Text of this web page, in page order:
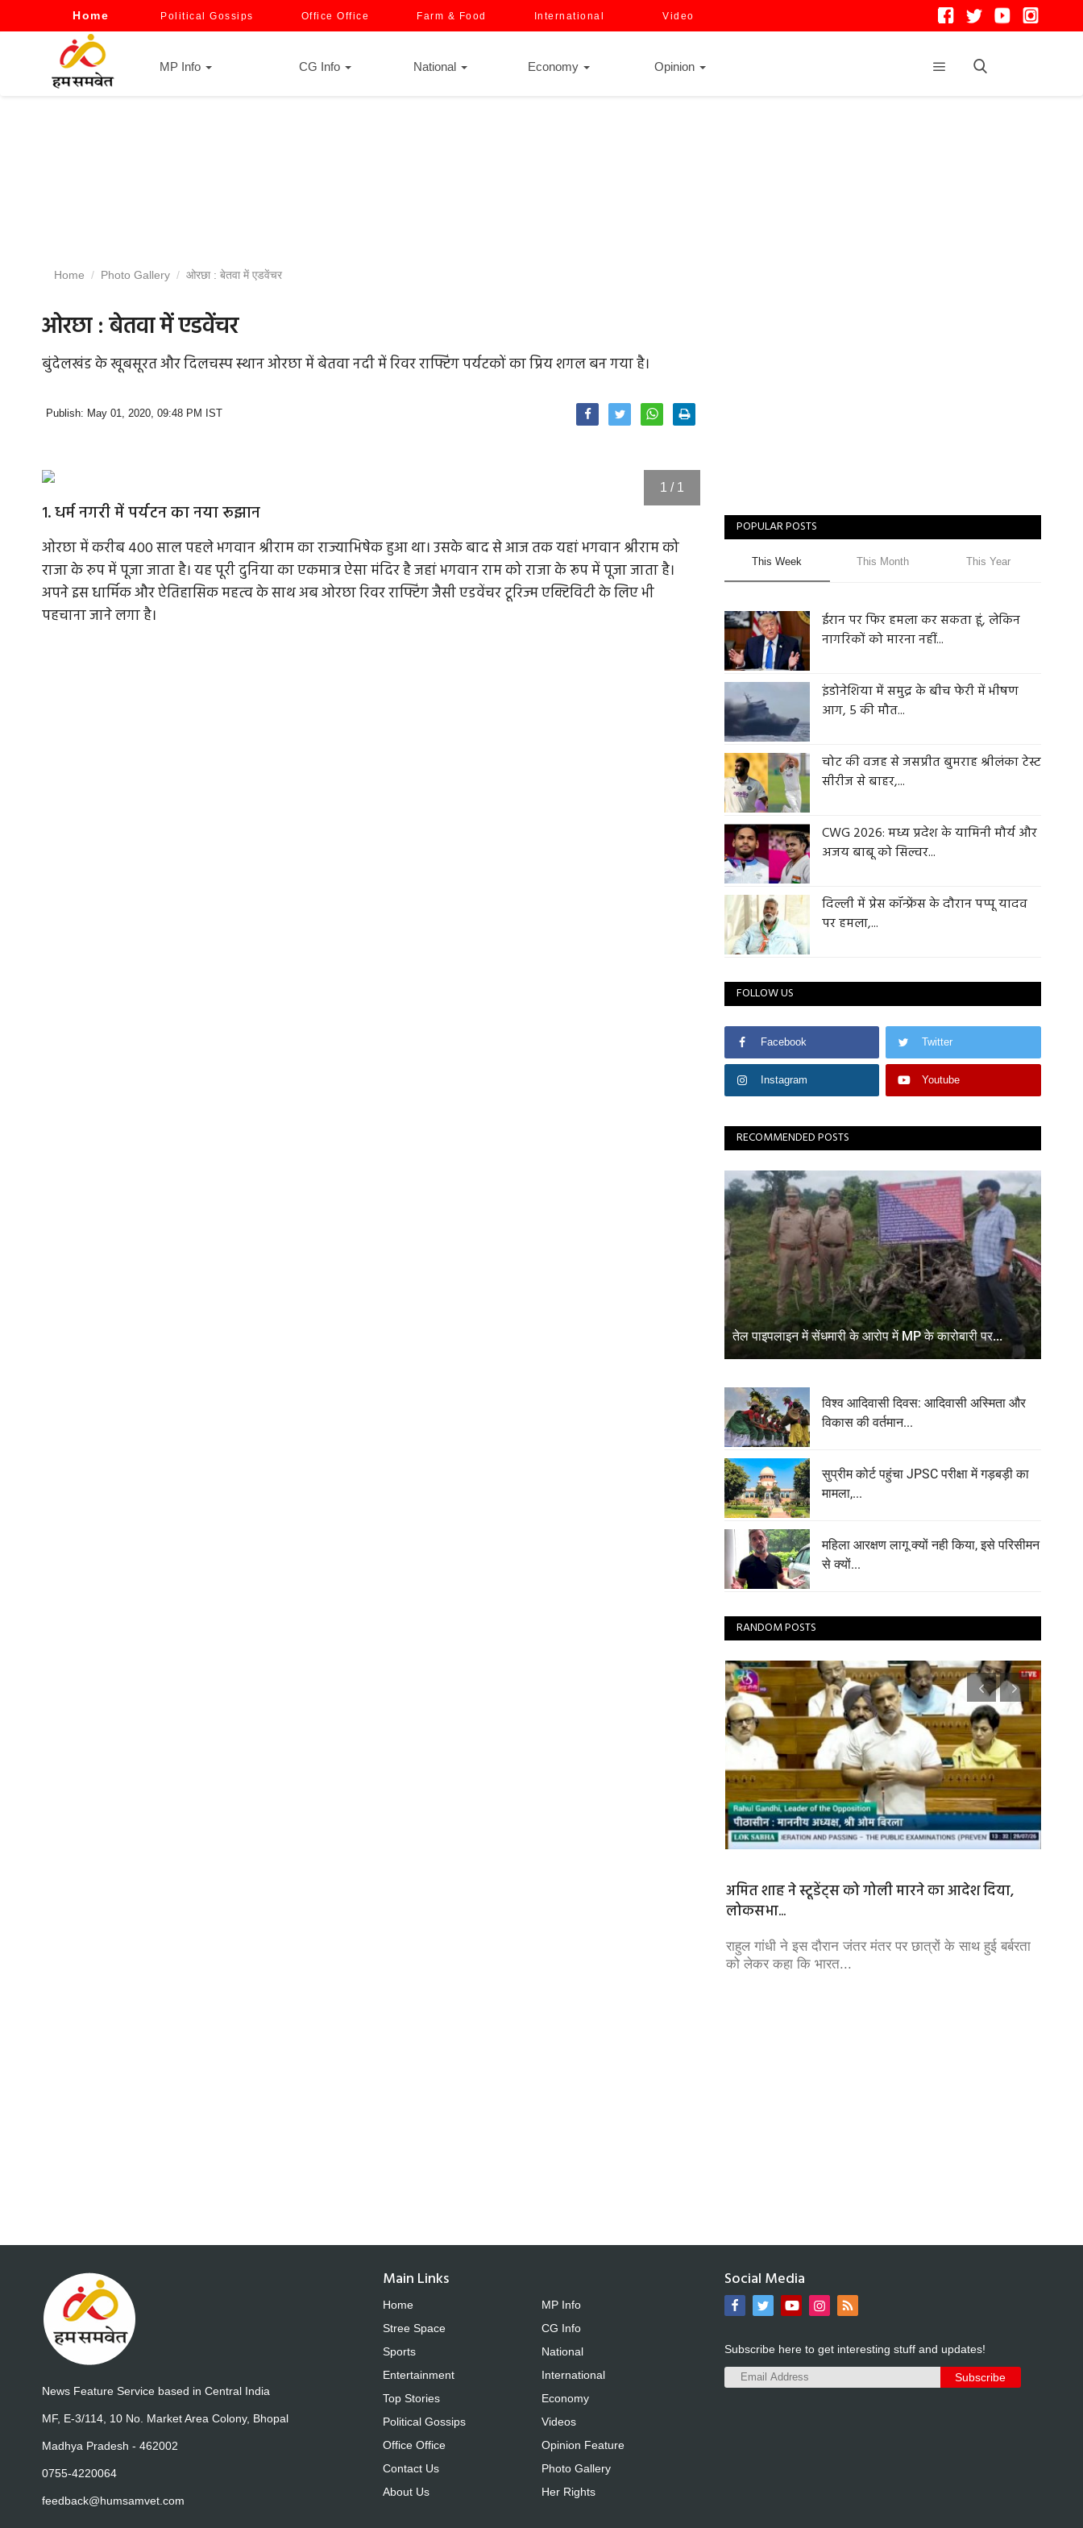
Home Political Gossips Office Office Farm & Food International Video
MP Info CG Info National Economy Opinion
Home Photo Gallery ओरछा : बेतवा में एडवेंचर
ओरछा : बेतवा में एडवेंचर
बुंदेलखंड के खूबसूरत और दिलचस्प स्थान ओरछा में बेतवा नदी में रिवर राफ्टिंग पर्यटकों का प्रिय शगल बन गया है।
Publish: May 01, 2020, 09:48 PM IST
1 / 1
1. धर्म नगरी में पर्यटन का नया रूझान
ओरछा में करीब 400 साल पहले भगवान श्रीराम का राज्याभिषेक हुआ था। उसके बाद से आज तक यहां भगवान श्रीराम को
राजा के रुप में पूजा जाता है। यह पूरी दुनिया का एकमात्र ऐसा मंदिर है जहां भगवान राम को राजा के रूप में पूजा जाता है।
अपने इस धार्मिक और ऐतिहासिक महत्‍व के साथ अब ओरछा रिवर राफ्टिंग जैसी एडवेंचर टूरिज्‍म एक्टिविटी के लिए भी
पहचाना जाने लगा है।
POPULAR POSTS
This Week This Month This Year
ईरान पर फिर हमला कर सकता हूं, लेकिन
नागरिकों को मारना नहीं...
इंडोनेशिया में समुद्र के बीच फेरी में भीषण
आग, 5 की मौत...
चोट की वजह से जसप्रीत बुमराह श्रीलंका टेस्ट
सीरीज से बाहर,...
CWG 2026: मध्य प्रदेश के यामिनी मौर्य और
अजय बाबू को सिल्वर...
दिल्ली में प्रेस कॉन्फ्रेंस के दौरान पप्पू यादव
पर हमला,...
FOLLOW US
Facebook Twitter
Instagram Youtube
RECOMMENDED POSTS
तेल पाइपलाइन में सेंधमारी के आरोप में MP के कारोबारी पर...
विश्व आदिवासी दिवस: आदिवासी अस्मिता और
विकास की वर्तमान...
सुप्रीम कोर्ट पहुंचा JPSC परीक्षा में गड़बड़ी का
मामला,...
महिला आरक्षण लागू क्यों नही किया, इसे परिसीमन
से क्यों...
RANDOM POSTS
अमित शाह ने स्टूडेंट्स को गोली मारने का आदेश दिया,
लोकसभा...
राहुल गांधी ने इस दौरान जंतर मंतर पर छात्रों के साथ हुई बर्बरता
को लेकर कहा कि भारत...
News Feature Service based in Central India
MF, E-3/114, 10 No. Market Area Colony, Bhopal
Madhya Pradesh - 462002
0755-4220064
feedback@humsamvet.com
Main Links
Home
Stree Space
Sports
Entertainment
Top Stories
Political Gossips
Office Office
Contact Us
About Us
MP Info
CG Info
National
International
Economy
Videos
Opinion Feature
Photo Gallery
Her Rights
Social Media
Subscribe here to get interesting stuff and updates!